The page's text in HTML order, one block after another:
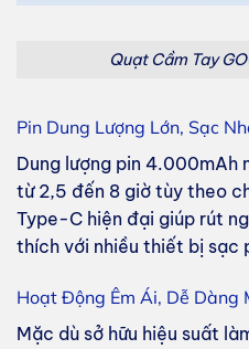
Quạt Cầm Tay
Pin Dung Lượng Lớn, Sạc
Dung lượng pin 4.000mAh
từ 2,5 đến 8 giờ tùy theo
Type-C hiện đại giúp rút
thích với nhiều thiết bị sạc
Hoạt Động Êm Ái, Dễ Dàng
Mặc dù sở hữu hiệu suất